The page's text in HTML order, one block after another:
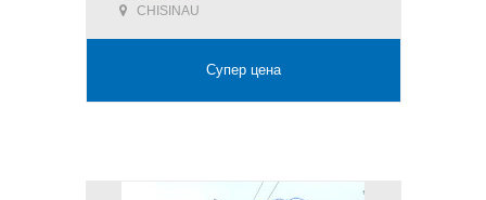
CHISINAU
Супер цена